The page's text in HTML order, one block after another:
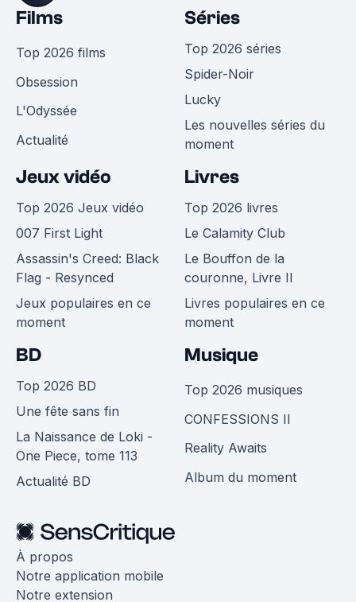
Films
Top 2026 films
Obsession
L'Odyssée
Actualité
Séries
Top 2026 séries
Spider-Noir
Lucky
Les nouvelles séries du
moment
Jeux vidéo
Top 2026 Jeux vidéo
007 First Light
Assassin's Creed: Black
Flag - Resynced
Jeux populaires en ce
moment
Livres
Top 2026 livres
Le Calamity Club
Le Bouffon de la
couronne, Livre II
Livres populaires en ce
moment
BD
Top 2026 BD
Une fête sans fin
La Naissance de Loki -
One Piece, tome 113
Actualité BD
Musique
Top 2026 musiques
CONFESSIONS II
Reality Awaits
Album du moment
À propos
Notre application mobile
Notre extension